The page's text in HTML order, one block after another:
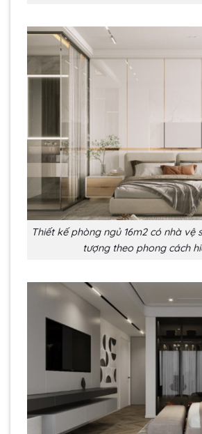
Thiết kế phòng ngủ 16m2 có nhà vệ
tượng theo phong cách